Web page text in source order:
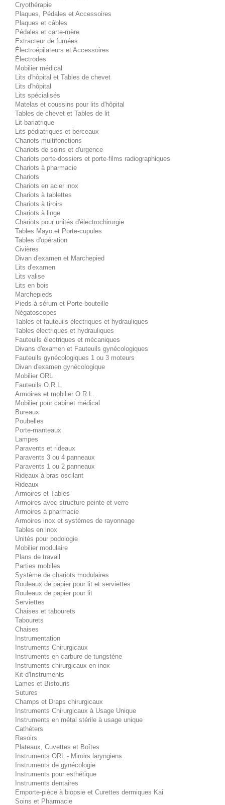
Cryothérapie
Plaques, Pédales et Accessoires
Plaques et câbles
Pédales et carte-mère
Extracteur de fumées
Électroépilateurs et Accessoires
Électrodes
Mobilier médical
Lits d'hôpital et Tables de chevet
Lits d'hôpital
Lits spécialisés
Matelas et coussins pour lits d'hôpital
Tables de chevet et Tables de lit
Lit bariatrique
Lits pédiatriques et berceaux
Chariots multifonctions
Chariots de soins et d'urgence
Chariots porte-dossiers et porte-films radiographiques
Chariots à pharmacie
Chariots
Chariots en acier inox
Chariots à tablettes
Chariots à tiroirs
Chariots à linge
Chariots pour unités d'électrochirurgie
Tables Mayo et Porte-cupules
Tables d'opération
Civières
Divan d'examen et Marchepied
Lits d'examen
Lits valise
Lits en bois
Marchepieds
Pieds à sérum et Porte-bouteille
Négatoscopes
Tables et fauteuils électriques et hydrauliques
Tables électriques et hydrauliques
Fauteuils électriques et mécaniques
Divans d'examen et Fauteuils gynécologiques
Fauteuils gynécologiques 1 ou 3 moteurs
Divan d'examen gynécologique
Mobilier ORL
Fauteuils O.R.L.
Armoires et mobilier O.R.L.
Mobilier pour cabinet médical
Bureaux
Poubelles
Porte-manteaux
Lampes
Paravents et rideaux
Paravents 3 ou 4 panneaux
Paravents 1 ou 2 panneaux
Rideaux à bras oscilant
Rideaux
Armoires et Tables
Armoires avec structure peinte et verre
Armoires à pharmacie
Armoires inox et systèmes de rayonnage
Tables en inox
Unités pour podologie
Mobilier modulaire
Plans de travail
Parties mobiles
Système de chariots modulaires
Rouleaux de papier pour lit et serviettes
Rouleaux de papier pour lit
Serviettes
Chaises et tabourets
Tabourets
Chaises
Instrumentation
Instruments Chirurgicaux
Instruments en carbure de tungstène
Instruments chirurgicaux en inox
Kit d'Instruments
Lames et Bistouris
Sutures
Champs et Draps chirurgicaux
Instruments Chirurgicaux à Usage Unique
Instruments en métal stérile à usage unique
Cathéters
Rasoirs
Plateaux, Cuvettes et Boîtes
Instruments ORL - Miroirs laryngiens
Instruments de gynécologie
Instruments pour esthétique
Instruments dentaires
Emporte-pièce à biopsie et Curettes dermiques Kai
Soins et Pharmacie